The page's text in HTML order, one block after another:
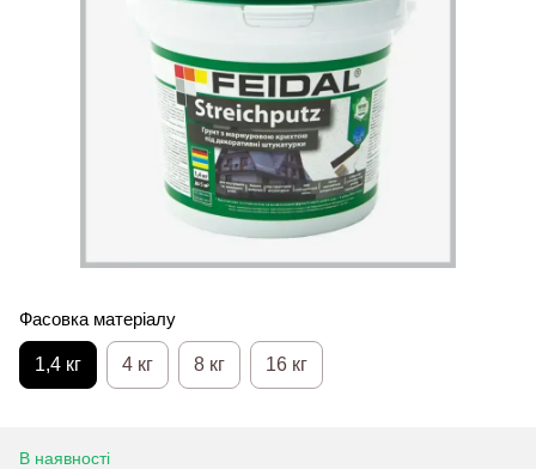
Фасовка матеріалу
1,4 кг 4 кг 8 кг 16 кг
В наявності